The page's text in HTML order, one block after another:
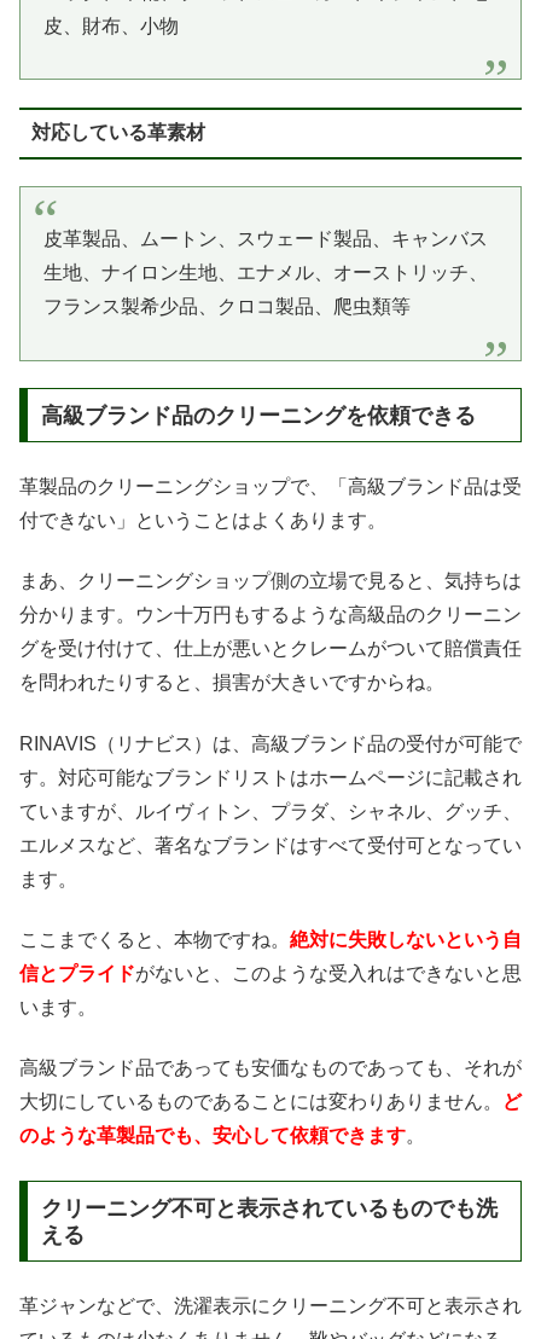
皮、財布、小物
対応している革素材
皮革製品、ムートン、スウェード製品、キャンバス
生地、ナイロン生地、エナメル、オーストリッチ、
フランス製希少品、クロコ製品、爬虫類等
高級ブランド品のクリーニングを依頼できる
革製品のクリーニングショップで、「高級ブランド品は受
付できない」ということはよくあります。
まあ、クリーニングショップ側の立場で見ると、気持ちは
分かります。ウン十万円もするような高級品のクリーニン
グを受け付けて、仕上が悪いとクレームがついて賠償責任
を問われたりすると、損害が大きいですからね。
RINAVIS（リナビス）は、高級ブランド品の受付が可能で
す。対応可能なブランドリストはホームページに記載され
ていますが、ルイヴィトン、プラダ、シャネル、グッチ、
エルメスなど、著名なブランドはすべて受付可となってい
ます。
ここまでくると、本物ですね。 絶対に失敗しないという自
信とプライドがないと、このような受入れはできないと思
います。
高級ブランド品であっても安価なものであっても、それが
大切にしているものであることには変わりありません。
ど
のような革製品でも、安心して依頼できます。
クリーニング不可と表示されているものでも洗
える
革ジャンなどで、洗濯表示にクリーニング不可と表示され